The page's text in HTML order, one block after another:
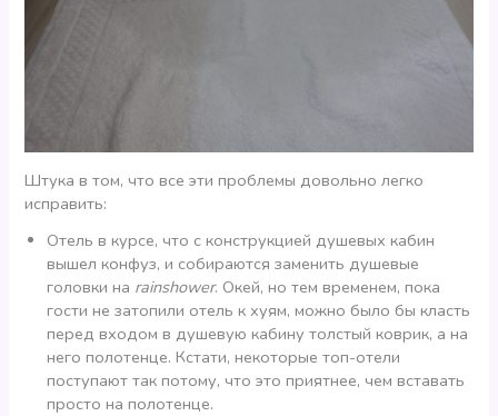
Штука в том, что все эти проблемы довольно легко
исправить:
Отель в курсе, что с конструкцией душевых кабин
вышел конфуз, и собираются заменить душевые
головки на rainshower. Окей, но тем временем, пока
гости не затопили отель к хуям, можно было бы класть
перед входом в душевую кабину толстый коврик, а на
него полотенце. Кстати, некоторые топ-отели
поступают так потому, что это приятнее, чем вставать
просто на полотенце.